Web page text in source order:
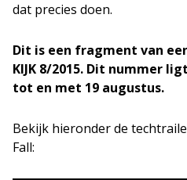
dat precies doen.
Dit is een fragment van
KIJK 8/2015. Dit nummer
tot en met 19 augustus.
Bekijk hieronder de
Fall: